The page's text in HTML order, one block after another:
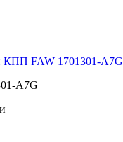
КПП FAW 1701301-A7G
A7G